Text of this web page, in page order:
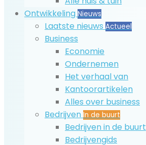
Ontwikkeling Nieuws
Laatste nieuws Actueel
Business
Economie
Ondernemen
Het verhaal van
Kantoorartikelen
Alles over business
Bedrijven In de buurt
Bedrijven in de buurt
Bedrijvengids